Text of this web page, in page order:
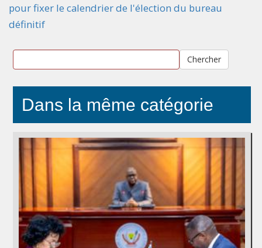
pour fixer le calendrier de l'élection du bureau
définitif
Chercher
Dans la même catégorie